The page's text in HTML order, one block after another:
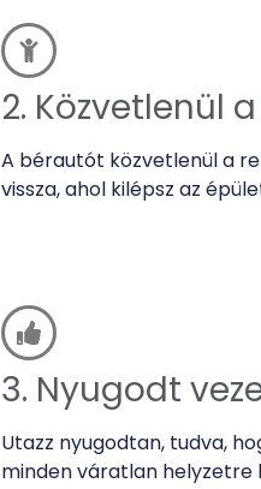
2. Közvetlenül
A bérautót közvetlenül a
vissza, ahol kilépsz az
3. Nyugodt
Utazz nyugodtan, tudva,
minden váratlan helyzetre